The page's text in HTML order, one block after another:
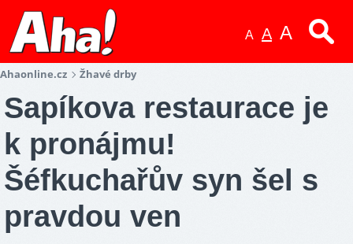
A A A
Ahaonline.cz Žhavé drby
Sapíkova restaurace je
k pronájmu!
Šéfkuchařův syn šel s
pravdou ven